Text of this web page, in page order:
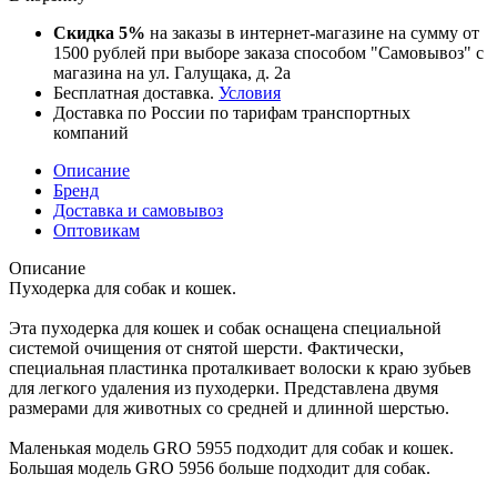
Скидка 5% на заказы в интернет-магазине на сумму от
1500 рублей при выборе заказа способом "Самовывоз" с
магазина на ул. Галущака, д. 2а
Бесплатная доставка. Условия
Доставка по России по тарифам транспортных
компаний
Описание
Бренд
Доставка и самовывоз
Оптовикам
Описание
Пуходерка для собак и кошек.
Эта пуходерка для кошек и собак оснащена специальной
системой очищения от снятой шерсти. Фактически,
специальная пластинка проталкивает волоски к краю зубьев
для легкого удаления из пуходерки. Представлена двумя
размерами для животных со средней и длинной шерстью.
Маленькая модель GRO 5955 подходит для собак и кошек.
Большая модель GRO 5956 больше подходит для собак.